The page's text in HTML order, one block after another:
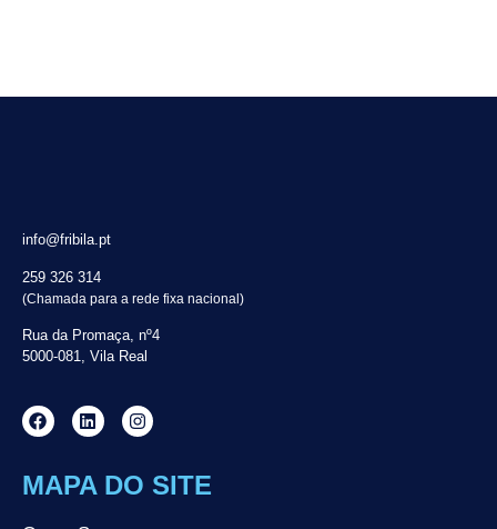
info@fribila.pt
259 326 314
(Chamada para a rede fixa nacional)
Rua da Promaça, nº4
5000-081, Vila Real
MAPA DO SITE